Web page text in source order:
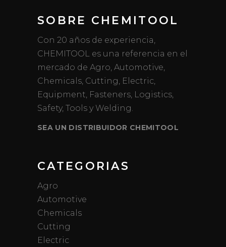
SOBRE CHEMITOOL
Con 20 años de experiencia,
CHEMITOOL es una referencia en el
mercado de Agro, Automotive,
Chemicals, Cutting, Electric,
Equipment, Fasteners, Logistics,
Safety, Tools y Welding.
SEA UN DISTRIBUIDOR CHEMITOOL
CATEGORIAS
Agro
Automotive
Chemicals
Cutting
Electric